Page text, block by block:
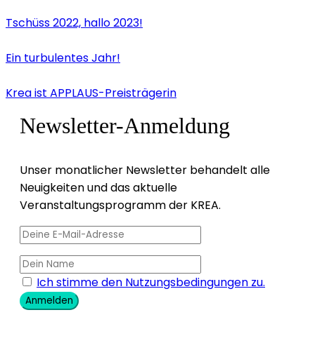
Tschüss 2022, hallo 2023!
Ein turbulentes Jahr!
Krea ist APPLAUS-Preisträgerin
Newsletter-Anmeldung
Unser monatlicher Newsletter behandelt alle
Neuigkeiten und das aktuelle
Veranstaltungsprogramm der KREA.
Ich stimme den Nutzungsbedingungen zu.
Anmelden